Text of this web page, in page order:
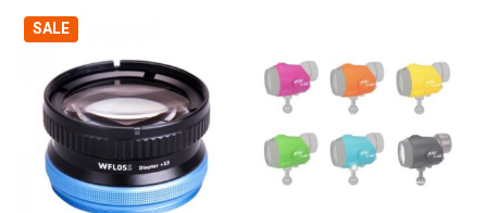
SALE